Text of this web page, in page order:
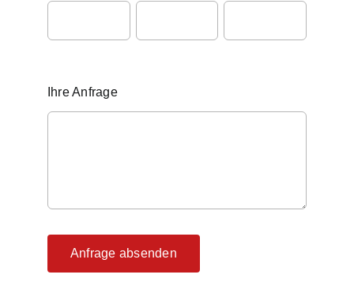
Ihre Anfrage
Anfrage absenden